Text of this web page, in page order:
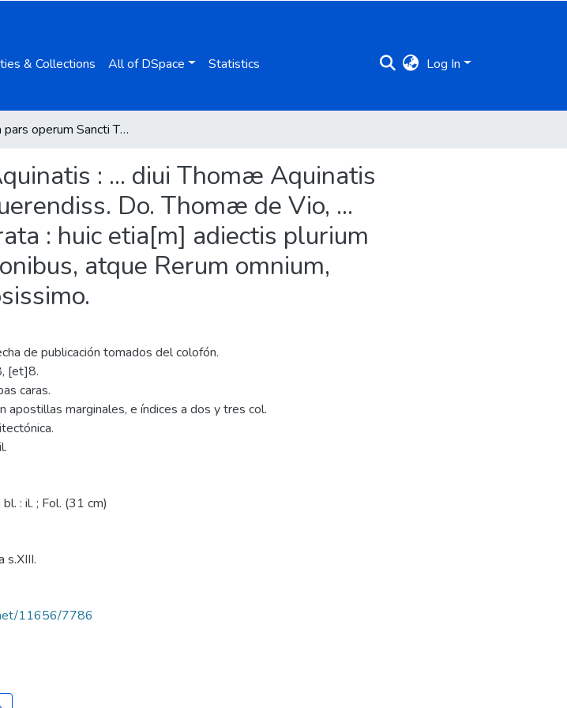
& Collections All of DSpace Statistics Log In
Tertia pars operum Sancti Thomæ Aquinatis : ... diui Thomæ Aquinatis Summæ Theologiæ Pars tertia, : Reuerendiss. Do. Thomæ de Vio, ... Co[m]mentarijs adaucta atque illustrata : huic etia[m] adiectis plurium Quæstionum seu dubiorum elucidationibus, atque Rerum omnium, singulariúmque locorum Indice copiosissimo.
: ... diui Thomæ Aquinatis
Do. Thomæ de Vio, ...
: huic etia[m] adiectis plurium
atque Rerum omnium,
de publicación tomados del colofón.
[et]8.
caras.
apostillas marginales, e índices a dos y tres col.
: il. ; Fol. (31 cm)
s.XIII.
11656/7786